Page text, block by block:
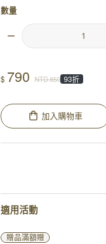
數量
$ 790 NTD850 93折
加入購物車
適用活動
贈品滿額贈